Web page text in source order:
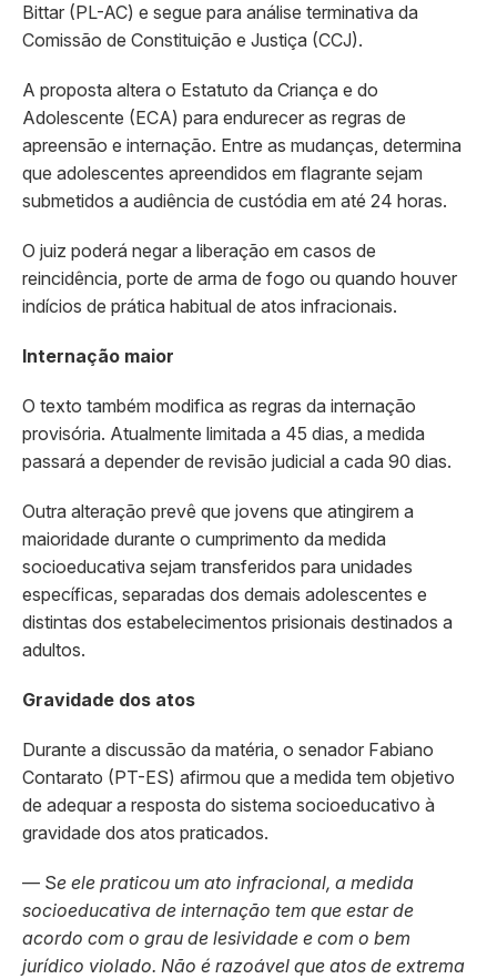
Bittar (PL-AC) e segue para análise terminativa da
Comissão de Constituição e Justiça (CCJ).
A proposta altera o Estatuto da Criança e do
Adolescente (ECA) para endurecer as regras de
apreensão e internação. Entre as mudanças, determina
que adolescentes apreendidos em flagrante sejam
submetidos a audiência de custódia em até 24 horas.
O juiz poderá negar a liberação em casos de
reincidência, porte de arma de fogo ou quando houver
indícios de prática habitual de atos infracionais.
Internação maior
O texto também modifica as regras da internação
provisória. Atualmente limitada a 45 dias, a medida
passará a depender de revisão judicial a cada 90 dias.
Outra alteração prevê que jovens que atingirem a
maioridade durante o cumprimento da medida
socioeducativa sejam transferidos para unidades
específicas, separadas dos demais adolescentes e
distintas dos estabelecimentos prisionais destinados a
adultos.
Gravidade dos atos
Durante a discussão da matéria, o senador Fabiano
Contarato (PT-ES) afirmou que a medida tem objetivo
de adequar a resposta do sistema socioeducativo à
gravidade dos atos praticados.
— Se ele praticou um ato infracional, a medida
socioeducativa de internação tem que estar de
acordo com o grau de lesividade e com o bem
jurídico violado. Não é razoável que atos de extrema